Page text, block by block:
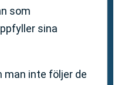
som
sina
man inte följer de